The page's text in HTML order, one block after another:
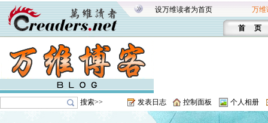
设万维读者为首页 万维
首 页
搜索>> 发表日志 控制面板 个人相册